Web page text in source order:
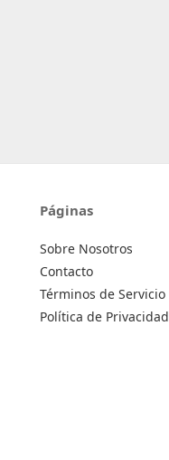
Páginas
Sobre Nosotros
Contacto
Términos de Servicio
Política de Privacidad